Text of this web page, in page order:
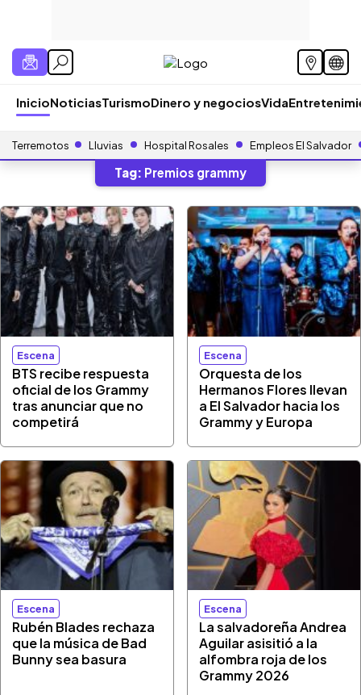
InicioNoticiasTurismoDinero y negociosVida
Terremotos Lluvias Hospital Rosales Empleos El Salvador
Tag: Premios grammy
Escena
BTS recibe respuesta
oficial de los Grammy
tras anunciar que no
competirá
Escena
Orquesta de los
Hermanos Flores llevan
a El Salvador hacia los
Grammy y Europa
Escena
Rubén Blades rechaza
que la música de Bad
Bunny sea basura
Escena
La salvadoreña Andrea
Aguilar asisitió a la
alfombra roja de los
Grammy 2026